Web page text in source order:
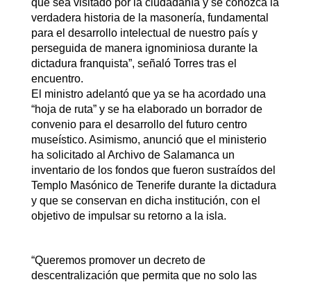
que sea visitado por la ciudadanía y se conozca la
verdadera historia de la masonería, fundamental
para el desarrollo intelectual de nuestro país y
perseguida de manera ignominiosa durante la
dictadura franquista”, señaló Torres tras el
encuentro.
El ministro adelantó que ya se ha acordado una
“hoja de ruta” y se ha elaborado un borrador de
convenio para el desarrollo del futuro centro
museístico. Asimismo, anunció que el ministerio
ha solicitado al Archivo de Salamanca un
inventario de los fondos que fueron sustraídos del
Templo Masónico de Tenerife durante la dictadura
y que se conservan en dicha institución, con el
objetivo de impulsar su retorno a la isla.
“Queremos promover un decreto de
descentralización que permita que no solo las